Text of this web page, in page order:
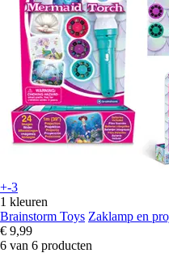
+-3
1 kleuren
Brainstorm Toys Zaklamp en
€ 9,99
6 van 6 producten